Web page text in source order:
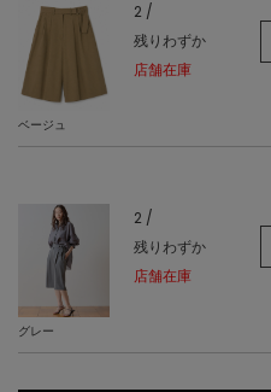
ベージュ
2 /
残りわずか
店舗在庫
グレー
2 /
残りわずか
店舗在庫